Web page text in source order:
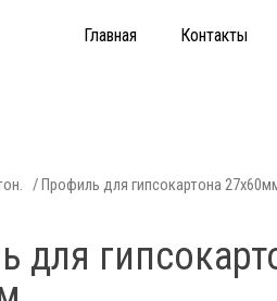
Главная Контакты
/ Профиль для гипсокартона
для